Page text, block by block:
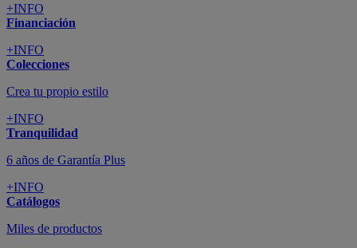
+INFO
Financiación
+INFO
Colecciones
Crea tu propio estilo
+INFO
Tranquilidad
6 años de Garantía Plus
+INFO
Catálogos
Miles de productos